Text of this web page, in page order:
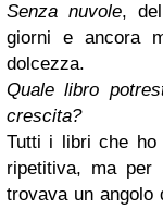
Senza nuvole,
giorni e ancora
dolcezza.
Quale libro
crescita?
Tutti i libri che ho
ripetitiva, ma per
trovava un